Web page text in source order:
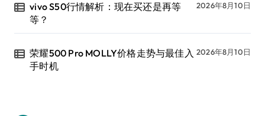
vivo S50行情解析：现在买还是再等
等？
2026年8月10日
荣耀500 Pro MOLLY价格走势与最佳入
手时机
2026年8月10日